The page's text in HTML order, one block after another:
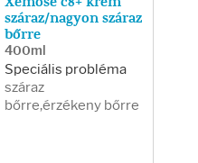
száraz/nagyon száraz
bőrre
400ml
Speciális probléma
száraz
bőrre,érzékeny bőrre